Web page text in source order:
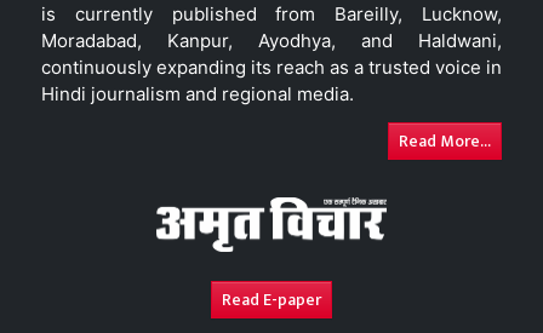
is currently published from Bareilly, Lucknow,
Moradabad, Kanpur, Ayodhya, and Haldwani,
continuously expanding its reach as a trusted voice in
Hindi journalism and regional media.
Read More...
Read E-paper